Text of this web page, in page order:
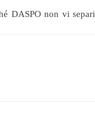
DASPO non vi separi